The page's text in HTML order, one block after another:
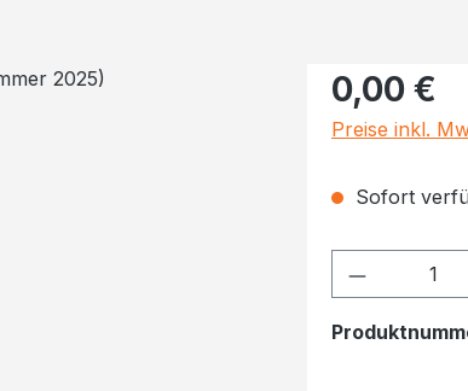
Regulärer Preis:
0,00 €
Preise inkl.
Sofort
Produkt